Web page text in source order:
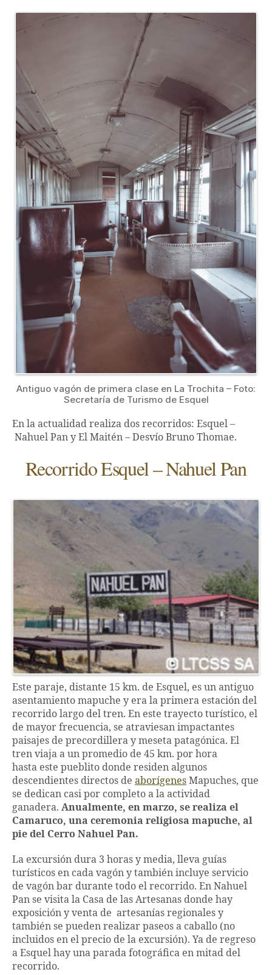
Antiguo vagón de primera clase en La Trochita – Foto:
Secretaría de Turismo de Esquel
En la actualidad realiza dos recorridos: Esquel –
Nahuel Pan y El Maitén – Desvío Bruno Thomae.
Recorrido Esquel – Nahuel Pan
Este paraje, distante 15 km. de Esquel, es un antiguo
asentamiento mapuche y era la primera estación del
recorrido largo del tren. En este trayecto turístico, el
de mayor frecuencia, se atraviesan impactantes
paisajes de precordillera y meseta patagónica. El
tren viaja a un promedio de 45 km. por hora
hasta este pueblito donde residen algunos
descendientes directos de aborígenes Mapuches, que
se dedican casi por completo a la actividad
ganadera. Anualmente, en marzo, se realiza el
Camaruco, una ceremonia religiosa mapuche, al
pie del Cerro Nahuel Pan.
La excursión dura 3 horas y media, lleva guías
turísticos en cada vagón y también incluye servicio
de vagón bar durante todo el recorrido. En Nahuel
Pan se visita la Casa de las Artesanas donde hay
exposición y venta de artesanías regionales y
también se pueden realizar paseos a caballo (no
incluidos en el precio de la excursión). Ya de regreso
a Esquel hay una parada fotográfica en mitad del
recorrido.